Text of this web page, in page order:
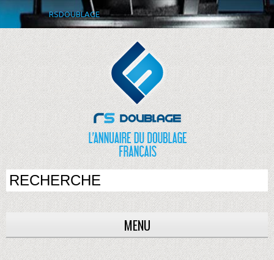
RSDOUBLAGE
MENU